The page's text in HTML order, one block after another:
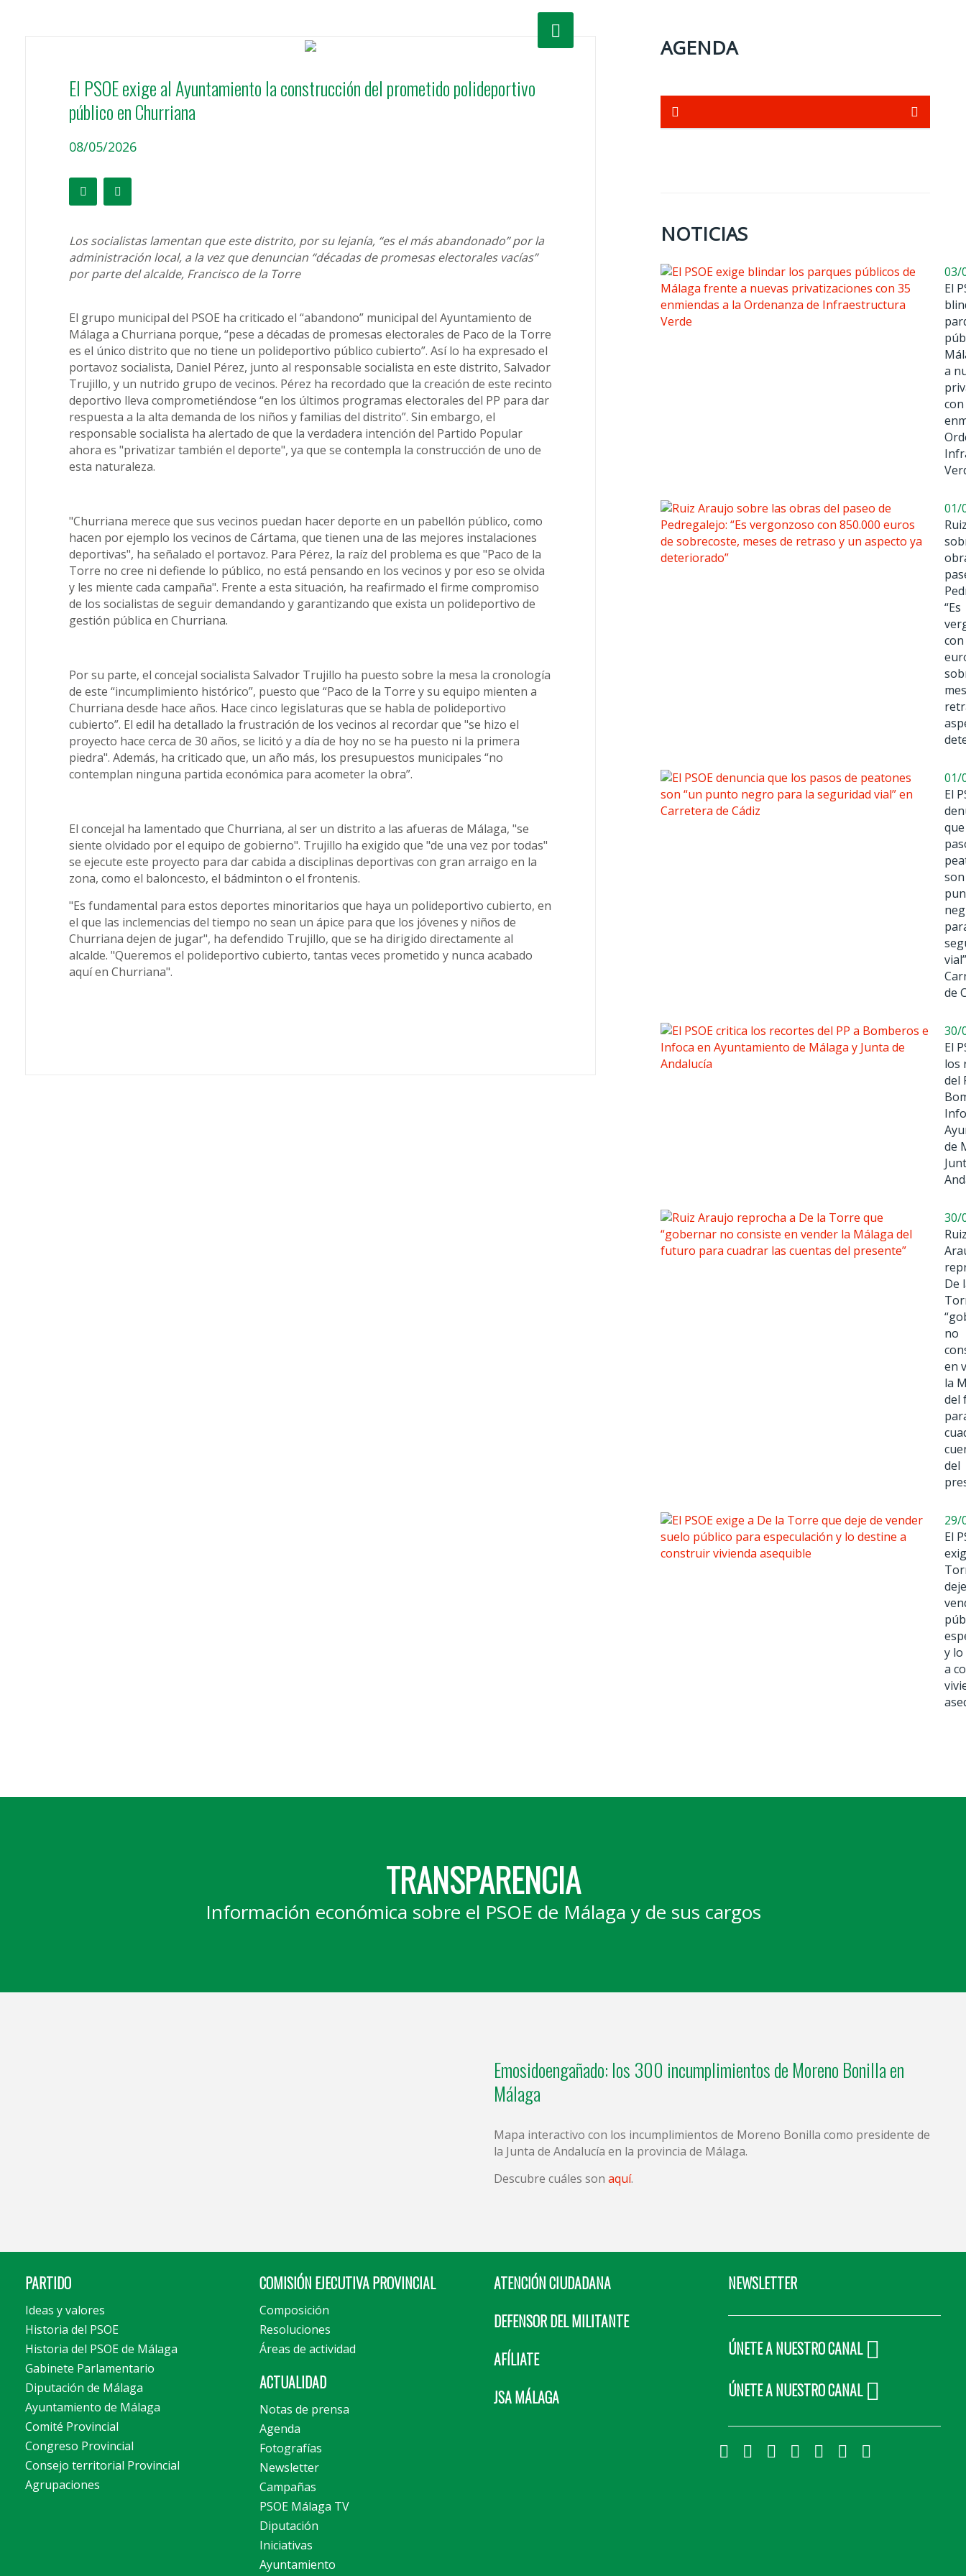
El PSOE exige al Ayuntamiento la construcción del prometido polideportivo
público en Churriana
08/05/2026
Los socialistas lamentan que este distrito, por su lejanía, “es el más abandonado” por la
administración local, a la vez que denuncian “décadas de promesas electorales vacías”
por parte del alcalde, Francisco de la Torre
El grupo municipal del PSOE ha criticado el “abandono” municipal del Ayuntamiento de
Málaga a Churriana porque, “pese a décadas de promesas electorales de Paco de la Torre
es el único distrito que no tiene un polideportivo público cubierto”. Así lo ha expresado el
portavoz socialista, Daniel Pérez, junto al responsable socialista en este distrito, Salvador
Trujillo, y un nutrido grupo de vecinos. Pérez ha recordado que la creación de este recinto
deportivo lleva comprometiéndose “en los últimos programas electorales del PP para dar
respuesta a la alta demanda de los niños y familias del distrito”. Sin embargo, el
responsable socialista ha alertado de que la verdadera intención del Partido Popular
ahora es "privatizar también el deporte", ya que se contempla la construcción de uno de
esta naturaleza.
"Churriana merece que sus vecinos puedan hacer deporte en un pabellón público, como
hacen por ejemplo los vecinos de Cártama, que tienen una de las mejores instalaciones
deportivas", ha señalado el portavoz. Para Pérez, la raíz del problema es que "Paco de la
Torre no cree ni defiende lo público, no está pensando en los vecinos y por eso se olvida
y les miente cada campaña". Frente a esta situación, ha reafirmado el firme compromiso
de los socialistas de seguir demandando y garantizando que exista un polideportivo de
gestión pública en Churriana.
Por su parte, el concejal socialista Salvador Trujillo ha puesto sobre la mesa la cronología
de este “incumplimiento histórico”, puesto que “Paco de la Torre y su equipo mienten a
Churriana desde hace años. Hace cinco legislaturas que se habla de polideportivo
cubierto”. El edil ha detallado la frustración de los vecinos al recordar que "se hizo el
proyecto hace cerca de 30 años, se licitó y a día de hoy no se ha puesto ni la primera
piedra". Además, ha criticado que, un año más, los presupuestos municipales “no
contemplan ninguna partida económica para acometer la obra”.
El concejal ha lamentado que Churriana, al ser un distrito a las afueras de Málaga, "se
siente olvidado por el equipo de gobierno". Trujillo ha exigido que "de una vez por todas"
se ejecute este proyecto para dar cabida a disciplinas deportivas con gran arraigo en la
zona, como el baloncesto, el bádminton o el frontenis.
"Es fundamental para estos deportes minoritarios que haya un polideportivo cubierto, en
el que las inclemencias del tiempo no sean un ápice para que los jóvenes y niños de
Churriana dejen de jugar", ha defendido Trujillo, que se ha dirigido directamente al
alcalde. "Queremos el polideportivo cubierto, tantas veces prometido y nunca acabado
aquí en Churriana".
AGENDA
NOTICIAS
03/
El
a
01/
“Es
con
01/
El
de
30/
El
los
del
de
30/
De
no
en
la
del
del
29/
El
y
a
TRANSPARENCIA
Información económica sobre el PSOE de Málaga y de sus cargos
Emosidoengañado: los 300 incumplimientos de Moreno Bonilla en
Málaga
Mapa interactivo con los incumplimientos de Moreno Bonilla como presidente de
la Junta de Andalucía en la provincia de Málaga.
Descubre cuáles son aquí.
PARTIDO
Ideas y valores
Historia del PSOE
Historia del PSOE de Málaga
Gabinete Parlamentario
Diputación de Málaga
Ayuntamiento de Málaga
Comité Provincial
Congreso Provincial
Consejo territorial Provincial
Agrupaciones
COMISIÓN EJECUTIVA PROVINCIAL
Composición
Resoluciones
Áreas de actividad
ACTUALIDAD
Notas de prensa
Agenda
Fotografías
Newsletter
Campañas
PSOE Málaga TV
Diputación
Iniciativas
Ayuntamiento
ATENCIÓN CIUDADANA
DEFENSOR DEL MILITANTE
AFÍLIATE
JSA MÁLAGA
NEWSLETTER
ÚNETE A NUESTRO CANAL
ÚNETE A NUESTRO CANAL